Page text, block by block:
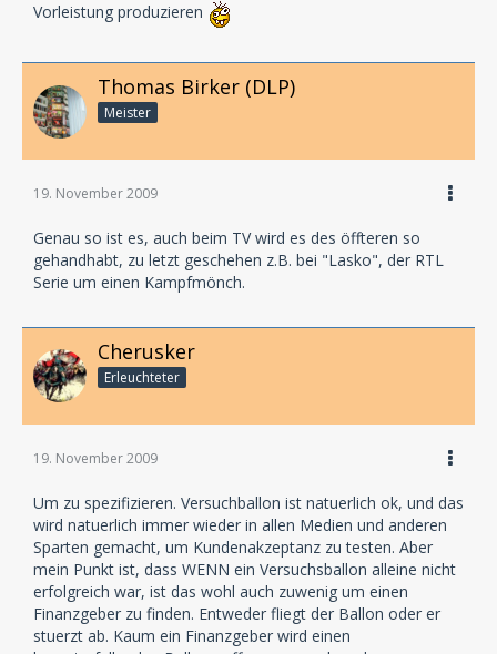
Vorleistung produzieren
Thomas Birker (DLP)
Meister
19. November 2009
Genau so ist es, auch beim TV wird es des öffteren so
gehandhabt, zu letzt geschehen z.B. bei "Lasko", der RTL
Serie um einen Kampfmönch.
Cherusker
Erleuchteter
19. November 2009
Um zu spezifizieren. Versuchballon ist natuerlich ok, und das
wird natuerlich immer wieder in allen Medien und anderen
Sparten gemacht, um Kundenakzeptanz zu testen. Aber
mein Punkt ist, dass WENN ein Versuchsballon alleine nicht
erfolgreich war, ist das wohl auch zuwenig um einen
Finanzgeber zu finden. Entweder fliegt der Ballon oder er
stuerzt ab. Kaum ein Finanzgeber wird einen